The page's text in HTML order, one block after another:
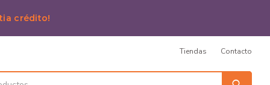
crédito!
Tiendas Contacto